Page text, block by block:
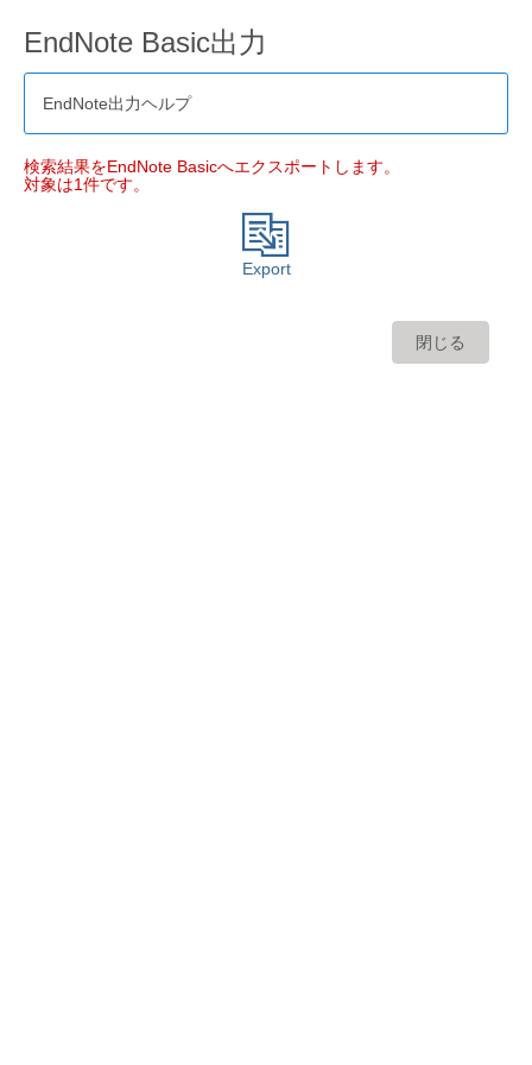
EndNote Basic出力
EndNote出力ヘルプ
検索結果をEndNote Basicへエクスポートします。
対象は1件です。
Export